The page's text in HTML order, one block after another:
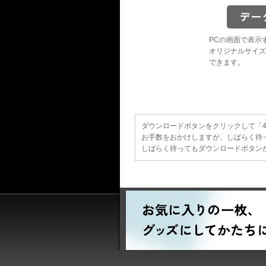
PCの画面で表示
オリジナルサイ
できます。
ダウンロードボタンをクリックして
お手数をおかけしますが、しばらく
しばらく待ってもダウンロードボタ